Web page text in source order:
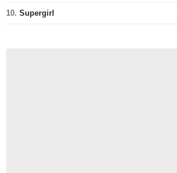
10. Supergirl